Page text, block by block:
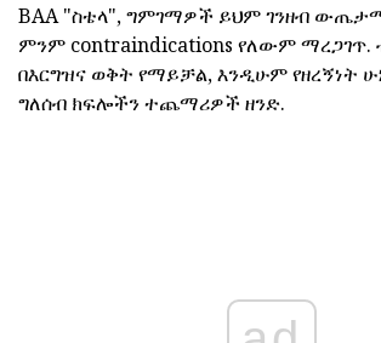
BAA "ስቴላ", ግምገማዎች ይህም ገንዘብ
ምንም contraindications የለውም
በእርግዝና ወቅት የማይቻል, እንዲሁም የዘረኝነት
ግለሰብ ክፍሎችን ተጨማሪዎች ዘንድ.